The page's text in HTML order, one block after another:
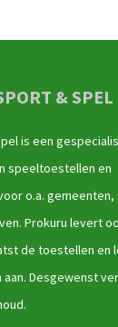
& SPEL
is een
speeltoestellen en
o.a. gemeenten,
Prokuru levert
de toestellen en
Desgewenst